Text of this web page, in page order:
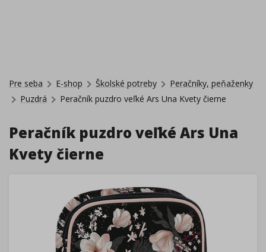
Pre seba E-shop Školské potreby
Peračníky, peňaženky
Puzdrá
Peračník puzdro veľké Ars Una Kvety čierne
Peračník puzdro veľké Ars Una
Kvety čierne